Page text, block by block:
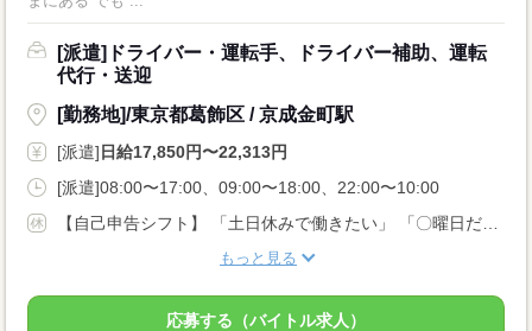
[派遣]ドライバー・運転手、ドライバー補助、運転
代行・送迎
[勤務地]/東京都葛飾区 / 京成金町駅
[派遣]日給17,850円〜22,313円
[派遣]08:00〜17:00、09:00〜18:00、22:00〜10:00
もっと見る
応募する（バイトル求人）